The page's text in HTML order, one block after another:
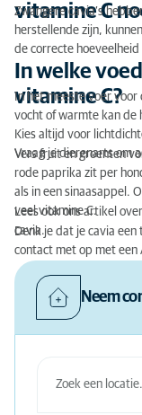
vitamine C
Zwangere cavia’s
herstellende zijn,
de correcte
In welke
vitamine C?
In het meeste voer voor
vocht of warmte kan de
Kies altijd voor
Vraag je dierenarts om
Vers fruit en groenten
rode paprika zit per
als in een sinaasappel.
veel vitamine C.
Lees ook ons artikel over
cavia.
Denk je dat je cavia
contact met op met een
Neem